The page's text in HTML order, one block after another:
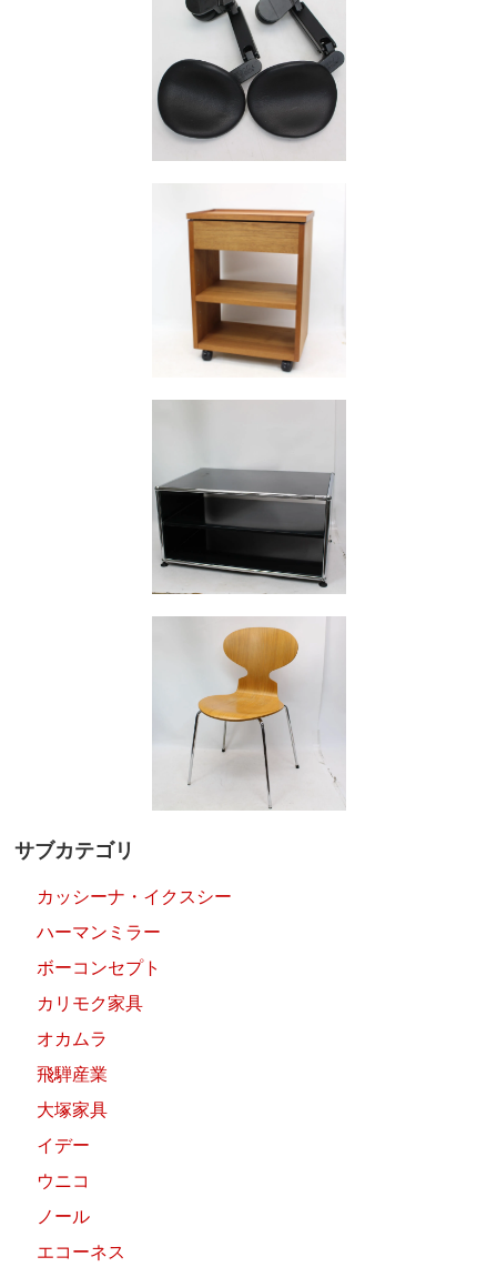
サブカテゴリ
カッシーナ・イクスシー
ハーマンミラー
ボーコンセプト
カリモク家具
オカムラ
飛騨産業
大塚家具
イデー
ウニコ
ノール
エコーネス